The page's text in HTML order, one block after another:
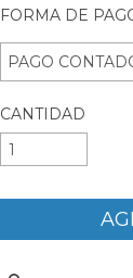
FORMA DE
CANTIDAD